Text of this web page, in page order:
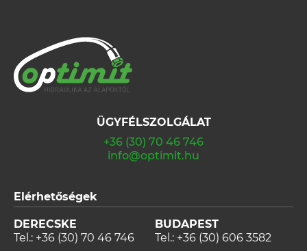
ÜGYFÉLSZOLGÁLAT
+36 (30) 70 46 746
info@optimit.hu
Elérhetőségek
DERECSKE
Tel.: +36 (30) 70 46 746
BUDAPEST
Tel.: +36 (30) 606 3582